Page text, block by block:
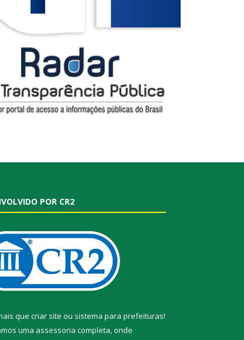
POR CR2
que criar site ou sistema para prefeituras!
uma assessoria completa, onde